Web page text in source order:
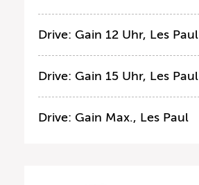
Drive: Gain 12 Uhr, Les Paul
Drive: Gain 15 Uhr, Les Paul
Drive: Gain Max., Les Paul